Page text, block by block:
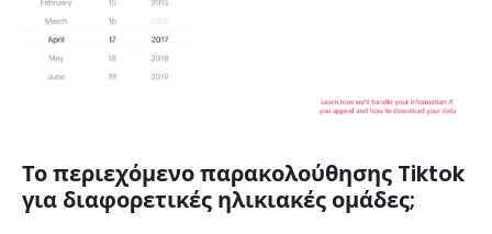
Το περιεχόμενο παρακολούθησης Tiktok
για διαφορετικές ηλικιακές ομάδες;